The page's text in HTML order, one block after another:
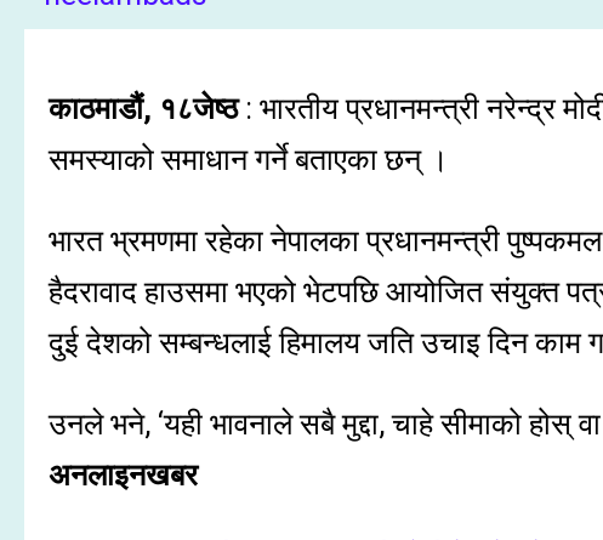
काठमाडौं, १८जेष्ठ: भारतीय प्रधानमन्त्री नरेन्द्र
समस्याको समाधान गर्ने बताएका छन् ।
भारत भ्रमणमा रहेका नेपालका प्रधानमन्त्री
हैदरावाद हाउसमा भएको भेटपछि आयोजित संयुक्त
दुई देशको सम्बन्धलाई हिमालय जति उचाइ दिन काम
उनले भने, ‘यही भावनाले सबै मुद्दा, चाहे सीमाको होस्
अनलाइनखबर